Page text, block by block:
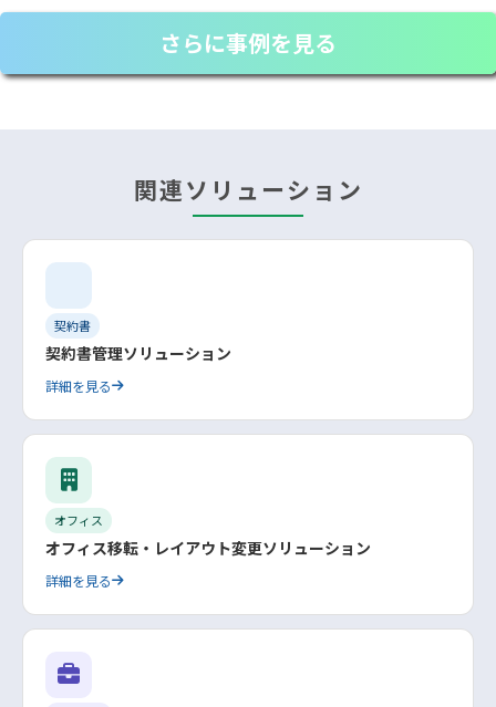
さらに事例を見る
関連ソリューション
契約書
契約書管理ソリューション
詳細を見る
オフィス
オフィス移転・レイアウト変更ソリューション
詳細を見る